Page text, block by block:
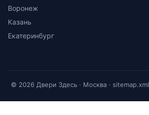
Воронеж
Казань
Екатеринбург
© 2026 Двери Здесь · Москва · sitemap.xml